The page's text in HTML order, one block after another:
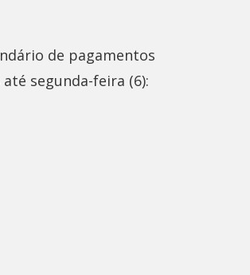
de pagamentos
segunda-feira (6):